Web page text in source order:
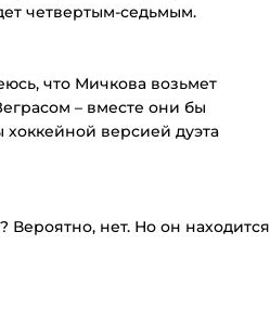
четвертым-седьмым.
что Мичкова возьмет
– вместе они бы
версией дуэта
нет. Но он находится